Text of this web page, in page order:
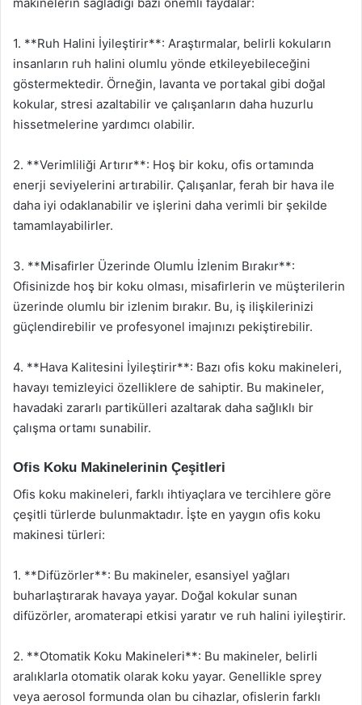
1. **Ruh Halini İyileştirir**: Araştırmalar, belirli kokuların
insanların ruh halini olumlu yönde etkileyebileceğini
göstermektedir. Örneğin, lavanta ve portakal gibi doğal
kokular, stresi azaltabilir ve çalışanların daha huzurlu
hissetmelerine yardımcı olabilir.
2. **Verimliliği Artırır**: Hoş bir koku, ofis ortamında
enerji seviyelerini artırabilir. Çalışanlar, ferah bir hava ile
daha iyi odaklanabilir ve işlerini daha verimli bir şekilde
tamamlayabilirler.
3. **Misafirler Üzerinde Olumlu İzlenim Bırakır**:
Ofisinizde hoş bir koku olması, misafirlerin ve müşterilerin
üzerinde olumlu bir izlenim bırakır. Bu, iş ilişkilerinizi
güçlendirebilir ve profesyonel imajınızı pekiştirebilir.
4. **Hava Kalitesini İyileştirir**: Bazı ofis koku makineleri,
havayı temizleyici özelliklere de sahiptir. Bu makineler,
havadaki zararlı partikülleri azaltarak daha sağlıklı bir
çalışma ortamı sunabilir.
Ofis Koku Makinelerinin Çeşitleri
Ofis koku makineleri, farklı ihtiyaçlara ve tercihlere göre
çeşitli türlerde bulunmaktadır. İşte en yaygın ofis koku
makinesi türleri:
1. **Difüzörler**: Bu makineler, esansiyel yağları
buharlaştırarak havaya yayar. Doğal kokular sunan
difüzörler, aromaterapi etkisi yaratır ve ruh halini iyileştirir.
2. **Otomatik Koku Makineleri**: Bu makineler, belirli
aralıklarla otomatik olarak koku yayar. Genellikle sprey
veya aerosol formunda olan bu cihazlar, ofislerin farklı